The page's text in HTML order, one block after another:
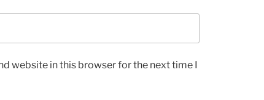
website in this browser for the next time I